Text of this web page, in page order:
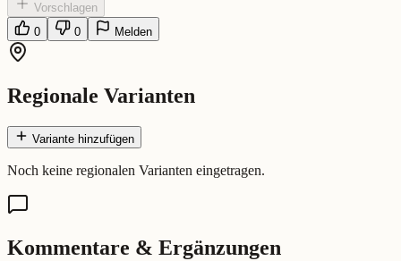
Vorschlagen
0
0 Melden
Regionale Varianten
Variante hinzufügen
Noch keine regionalen Varianten eingetragen.
Kommentare & Ergänzungen